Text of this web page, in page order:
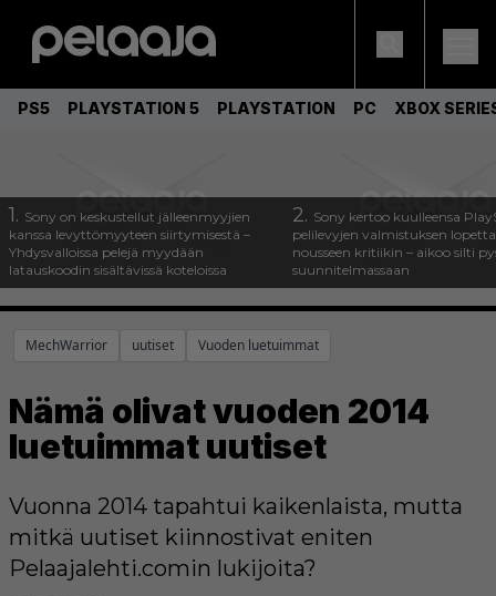
PS5 PLAYSTATION 5 PLAYSTATION PC XBOX
1. Sony on keskustellut jälleenmyyjien
kanssa levyttömyyteen siirtymisestä –
Yhdysvalloissa pelejä myydään
latauskoodin sisältävissä koteloissa
2. Sony kertoo kuulleensa
pelilevyjen valmistuksen
nousseen kritiikin – aikoo silti
suunnitelmassaan
MechWarrior uutiset Vuoden luetuimmat
Nämä olivat vuoden 2014
luetuimmat uutiset
Vuonna 2014 tapahtui kaikenlaista, mutta
mitkä uutiset kiinnostivat eniten
Pelaajalehti.comin lukijoita?